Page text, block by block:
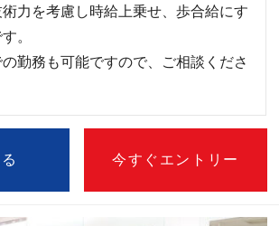
力を考慮し時給上乗せ、歩合給にす
。
勤務も可能ですので、ご相談くださ
今すぐエントリー